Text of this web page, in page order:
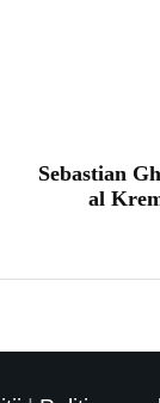
Sebastian
al